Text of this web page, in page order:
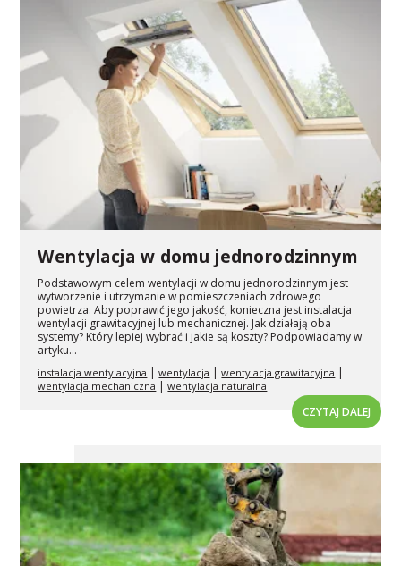
Wentylacja w domu jednorodzinnym
Podstawowym celem wentylacji w domu jednorodzinnym jest
wytworzenie i utrzymanie w pomieszczeniach zdrowego
powietrza. Aby poprawić jego jakość, konieczna jest instalacja
wentylacji grawitacyjnej lub mechanicznej. Jak działają oba
systemy? Który lepiej wybrać i jakie są koszty? Podpowiadamy w
artyku...
instalacja wentylacyjna |wentylacja |wentylacja grawitacyjna |
wentylacja mechaniczna |wentylacja naturalna
CZYTAJ DALEJ